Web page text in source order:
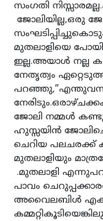
സംഗതി
ജോലിയില്ല,ഒരു
മുതലാളിയെ പോയി
ഇല്ല.അയാൾ നല്ല
നേതൃത്വം
ജോലി നമ്മൾ
ഹുസ്സയിൻ
ചെറിയ
മുതലാളിയും
.മുതലാളി
പാവം
അവൈലബിൾ